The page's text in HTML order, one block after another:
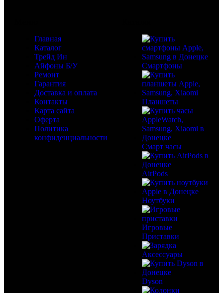
Главная
Каталог
Трейд Ин
Айфоны Б/У
Ремонт
Гарантия
Доставка и оплата
Контакты
Карта сайта
Оферта
Политика
конфиденциальности
Смартфоны
Планшеты
Смарт часы
AirPods
Ноутбуки
Игровые
Приставки
Аксессуары
Dyson